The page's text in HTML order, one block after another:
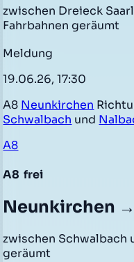
zwischen Dreieck
Fahrbahnen geräumt
Meldung
19.06.26, 17:30
A8 Neunkirchen
Schwalbach und
A8
A8 frei
Neunkirchen
zwischen Schwalbach
geräumt